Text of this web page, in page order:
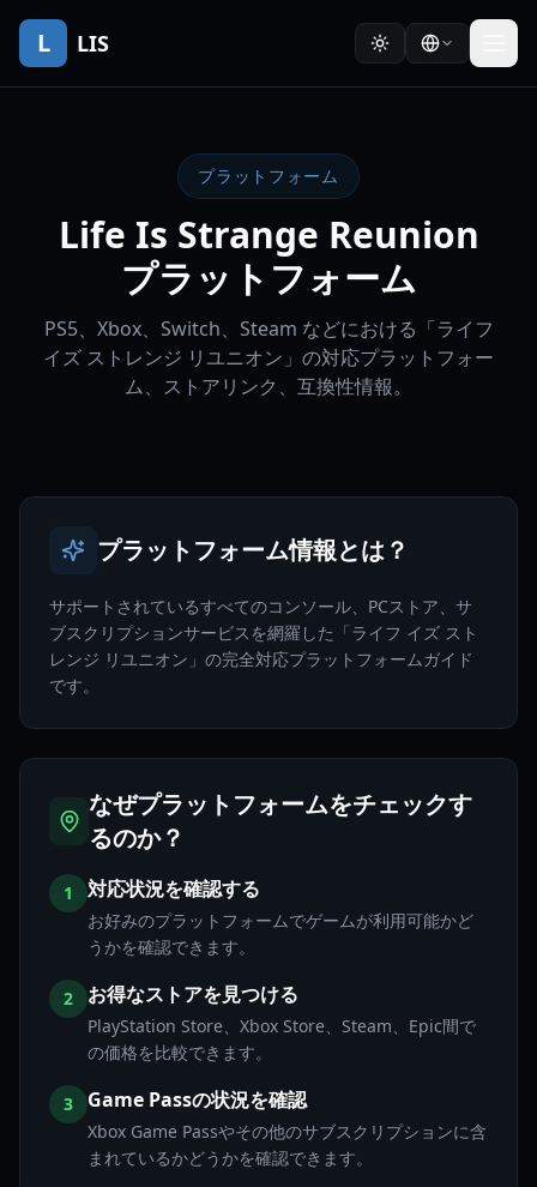
L LIS
プラットフォーム
Life Is Strange Reunion
プラットフォーム
PS5、Xbox、Switch、Steam などにおける「ライフ
イズ ストレンジ リユニオン」の対応プラットフォー
ム、ストアリンク、互換性情報。
プラットフォーム情報とは？
サポートされているすべてのコンソール、PCストア、サ
ブスクリプションサービスを網羅した「ライフ イズ スト
レンジ リユニオン」の完全対応プラットフォームガイド
です。
なぜプラットフォームをチェックす
るのか？
1 対応状況を確認する
お好みのプラットフォームでゲームが利用可能かど
うかを確認できます。
2 お得なストアを見つける
PlayStation Store、Xbox Store、Steam、Epic間で
の価格を比較できます。
3 Game Passの状況を確認
Xbox Game Passやその他のサブスクリプションに含
まれているかどうかを確認できます。